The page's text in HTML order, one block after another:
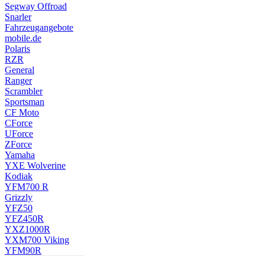
Segway Offroad
Snarler
Fahrzeugangebote
mobile.de
Polaris
RZR
General
Ranger
Scrambler
Sportsman
CF Moto
CForce
UForce
ZForce
Yamaha
YXE Wolverine
Kodiak
YFM700 R
Grizzly
YFZ50
YFZ450R
YXZ1000R
YXM700 Viking
YFM90R